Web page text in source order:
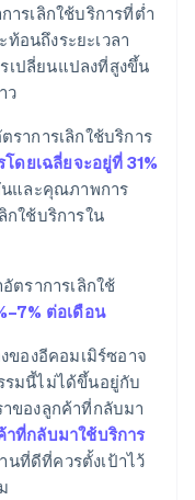
รเลิกใช้บริการที่ต่ำ
ท้อนถึงระยะเวลา
ปลี่ยนแปลงที่สูงขึ้น
ว
าการเลิกใช้บริการ
ดยเฉลี่ยจะอยู่ที่ 31%
และคุณภาพการ
กใช้บริการใน
ตราการเลิกใช้
ต่อเดือน
ของอีคอมเมิร์ซอาจ
รมนี้ไม่ได้ขึ้นอยู่กับ
ของลูกค้าที่กลับมา
าที่กลับมาใช้บริการ
ที่ดีที่ควรตั้งเป้าไว้